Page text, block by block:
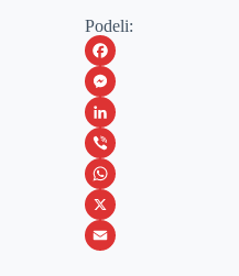
Podeli:
F
a
c
e
b
o
M
e
s
s
e
L
i
n
k
V
i
b
W
h
X